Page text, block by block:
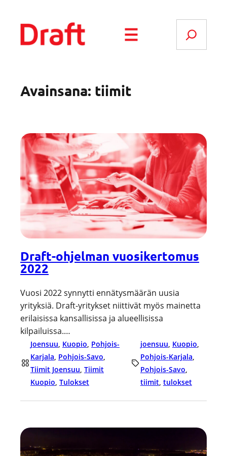
sisältöön
Avainsana: tiimit
Draft-ohjelman vuosikertomus
2022
Vuosi 2022 synnytti ennätysmäärän uusia
yrityksiä. Draft-yritykset niittivät myös mainetta
erilaisissa kansallisissa ja alueellisissa
kilpailuissa.…
Joensuu, Kuopio, Pohjois-
Karjala, Pohjois-Savo
Tiimit Joensuu, Tiimit
Kuopio, Tulokset
joensuu, Kuopio
Pohjois-Karjala
Pohjois-Savo
tiimit, tulokset